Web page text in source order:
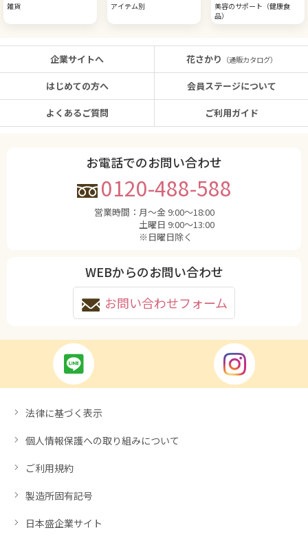
雑貨 アイテム別
美容のサポート（健康食
品）
企業サイトへ
はじめての方へ
よくあるご質問
花さかり （通販カタログ）
会員ステージについて
ご利用ガイド
お電話でのお問い合わせ
0120-488-588
営業時間： 月〜金 9:00〜18:00
土曜日 9:00〜13:00
※日曜日除く
WEBからのお問い合わせ
お問い合わせフォーム
法律に基づく表示
個人情報保護への取り組みについて
ご利用規約
製造所固有記号
日本盛企業サイト